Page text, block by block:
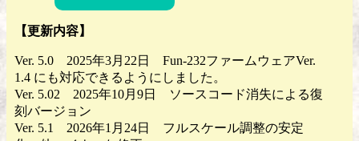
【更新内容】
Ver. 5.0 2025年3月22日 Fun-232ファームウェアVer.
1.4 にも対応できるようにしました。
Ver. 5.02 2025年10月9日 ソースコード消失による復
刻バージョン
Ver. 5.1 2026年1月24日 フルスケール調整の安定